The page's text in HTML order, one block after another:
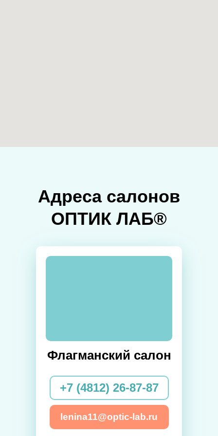
Адреса салонов
ОПТИК ЛАБ®
Флагманский салон
+7 (4812) 26-87-87
lenina11@optic-lab.ru